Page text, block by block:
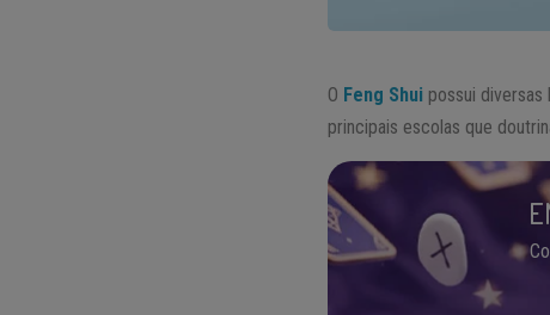
O Feng Shui possui
principais escolas que